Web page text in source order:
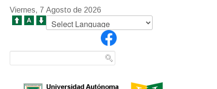
Viernes, 7 Agosto de 2026